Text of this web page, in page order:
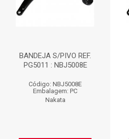
BANDEJA S/PIVO REF.
PG5011 : NBJ5008E
Código: NBJ5008E
Embalagem: PC
Nakata